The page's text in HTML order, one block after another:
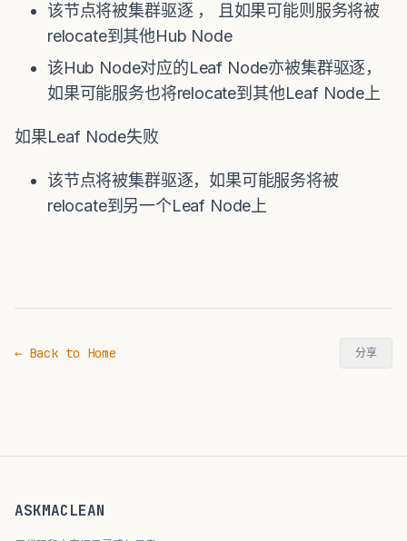
该节点将被集群驱逐 ， 且如果可能则服务将被
relocate到其他Hub Node
该Hub Node对应的Leaf Node亦被集群驱逐，
如果可能服务也将relocate到其他Leaf Node上
如果Leaf Node失败
该节点将被集群驱逐，如果可能服务将被
relocate到另一个Leaf Node上
← Back to Home 分享
ASKMACLEAN